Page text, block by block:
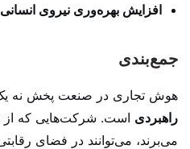
افزایش بهره‌وری نیروی انسانی
جمع‌بندی
هوش تجاری در صنعت پخش نه یک
راهبردی است. شرکت‌هایی که از
می‌برند، می‌توانند در فضای